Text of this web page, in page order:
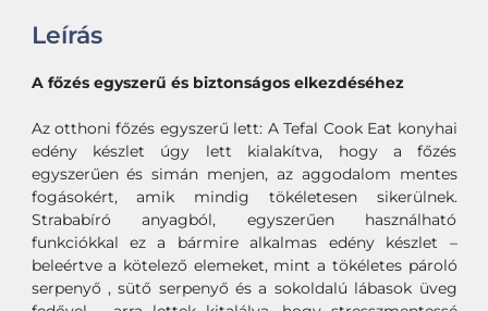
Leírás
A főzés egyszerű és biztonságos elkezdéséhez
Az otthoni főzés egyszerű lett: A Tefal Cook Eat konyhai
edény készlet úgy lett kialakítva, hogy a főzés
egyszerűen és simán menjen, az aggodalom mentes
fogásokért, amik mindig tökéletesen sikerülnek.
Strababíró anyagból, egyszerűen használható
funkciókkal ez a bármire alkalmas edény készlet –
beleértve a kötelező elemeket, mint a tökéletes pároló
serpenyő , sütő serpenyő és a sokoldalú lábasok üveg